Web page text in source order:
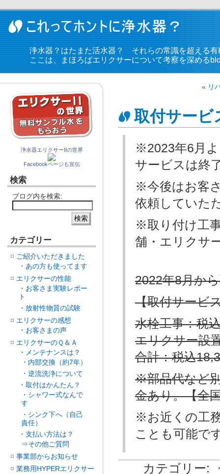
浄水器？はたまた活水器？ それらの常識を超える有
ここは、まほろばエリクサーについて考察を深める
« リ
取付サービ
※2023年6月
サービスは終
※今後はお客
依頼していた
※取り付け工
舗・エリクサ
2022年8月か
【取付サービ
水栓工事：税
エリクサー設
合計：税込
※部品代など
金あり。【全
※お近くの工
ことも可能で
カテゴリー:
浄水器エリクサーIIの世界
Facebookページも宣伝
検索
ブログ内を検索:
カテゴリー
ご紹介いただきました
・あの方も使ってます
エリクサーの性能
・お客さま実験レポー
ト
・放射性物質の試験
エリクサーの感想
・お客さまの声
エリクサーのＱ＆Ａ
・メンテナンスは？
・内部交換（約7年）
・逆流洗浄について
・取付はかんたん？
・シャワー式なんで
す
・シンク下へ（自己
責任）
・支払い方法は？
⇒その他ご質問
事業部からお知らせ
業務用HYPERエリクサー